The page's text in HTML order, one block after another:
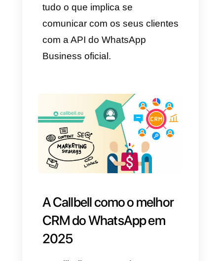
Essa API oficial fornece
múltiplos benefícios muito
possibilidade de integrações
através de terceiros, sessões
multi-conta e multiagente,
agregar vários números de
apenas uma plataforma,
chatbots, automatizações e
muito mais.